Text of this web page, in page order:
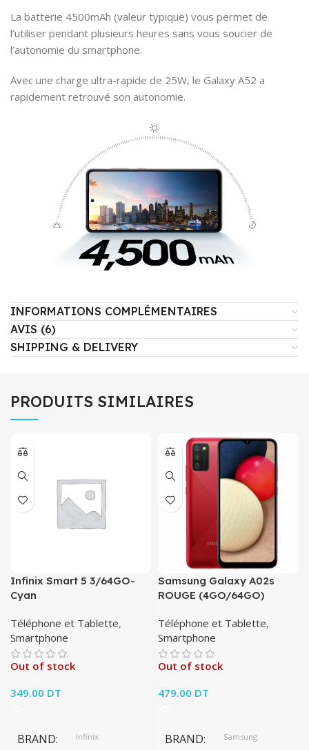
La batterie 4500mAh (valeur typique) vous permet de
l’utiliser pendant plusieurs heures sans vous soucier de
l’autonomie du smartphone.
Avec une charge ultra-rapide de 25W, le Galaxy A52 a
rapidement retrouvé son autonomie.
INFORMATIONS COMPLÉMENTAIRES
AVIS (6)
SHIPPING & DELIVERY
PRODUITS SIMILAIRES
Infinix Smart 5 3/64GO-
Cyan
Téléphone et Tablette,
Smartphone
Out of stock
349.00 DT
BRAND Infinix
Samsung Galaxy A02s
ROUGE (4GO/64GO)
Téléphone et Tablette,
Smartphone
Out of stock
479.00 DT
BRAND Samsung